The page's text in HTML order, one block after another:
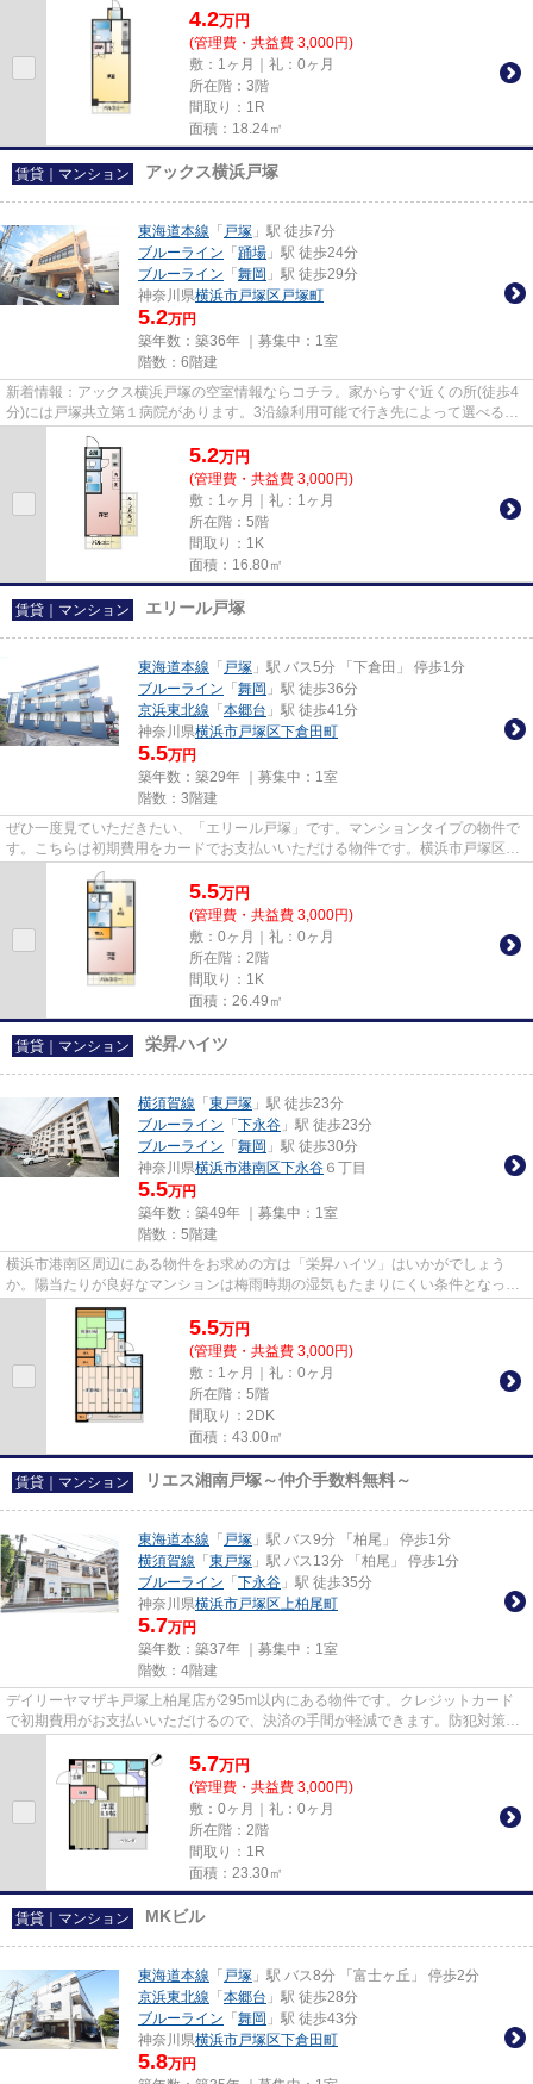
4.2万円
(管理費・共益費 3,000円)
敷：1ヶ月｜礼：0ヶ月
所在階：3階
間取り：1R
面積：18.24㎡
賃貸｜マンション アックス横浜戸塚
東海道本線 「 戸塚 」駅 徒歩7分
ブルーライン 「 踊場 」駅 徒歩24分
ブルーライン 「 舞岡 」駅 徒歩29分
神奈川県横浜市戸塚区 戸塚町
5.2万円
築年数：築36年 ｜募集中： 1室
階数：6階建
新着情報：アックス横浜戸塚の空室情報ならコチラ。家からすぐ近くの所(徒歩4
分)には戸塚共立第１病院があります。3沿線利用可能で行き先によって選べる、
利便性の高い物件です。場所...
5.2万円
(管理費・共益費 3,000円)
敷：1ヶ月｜礼：1ヶ月
所在階：5階
間取り：1K
面積：16.80㎡
賃貸｜マンション エリール戸塚
東海道本線 「 戸塚 」駅 バス5分 「下倉田」 停歩1分
ブルーライン 「 舞岡 」駅 徒歩36分
京浜東北線 「 本郷台 」駅 徒歩41分
神奈川県横浜市戸塚区下倉田町
5.5万円
築年数：築29年 ｜募集中： 1室
階数：3階建
ぜひ一度見ていただきたい、「エリール戸塚」です。マンションタイプの物件で
す。こちらは初期費用をカードでお支払いいただける物件です。横浜市戸塚区の
賃貸情報はお任せください。...
5.5万円
(管理費・共益費 3,000円)
敷：0ヶ月｜礼：0ヶ月
所在階：2階
間取り：1K
面積：26.49㎡
賃貸｜マンション 栄昇ハイツ
横須賀線 「 東戸塚 」駅 徒歩23分
ブルーライン 「 下永谷 」駅 徒歩23分
ブルーライン 「 舞岡 」駅 徒歩30分
神奈川県横浜市港南区下永谷 ６丁目
5.5万円
築年数：築49年 ｜募集中： 1室
階数：5階建
横浜市港南区周辺にある物件をお求めの方は「栄昇ハイツ」はいかがでしょう
か。陽当たりが良好なマンションは梅雨時期の湿気もたまりにくい条件となって
います。こちらの物件はマンシ...
5.5万円
(管理費・共益費 3,000円)
敷：1ヶ月｜礼：0ヶ月
所在階：5階
間取り：2DK
面積：43.00㎡
賃貸｜マンション リエス湘南戸塚～仲介手数料無料～
東海道本線 「 戸塚 」駅 バス9分 「柏尾」 停歩1分
横須賀線 「 東戸塚 」駅 バス13分 「柏尾」 停歩1分
ブルーライン 「 下永谷 」駅 徒歩35分
神奈川県横浜市戸塚区上柏尾町
5.7万円
築年数：築37年 ｜募集中： 1室
階数：4階建
デイリーヤマザキ戸塚上柏尾店が295m以内にある物件です。クレジットカード
で初期費用がお支払いいただけるので、決済の手間が軽減できます。防犯対策も
5.7万円
(管理費・共益費 3,000円)
敷：0ヶ月｜礼：0ヶ月
所在階：2階
間取り：1R
面積：23.30㎡
賃貸｜マンション MKビル
東海道本線 「 戸塚 」駅 バス8分 「富士ヶ丘」 停歩2分
京浜東北線 「 本郷台 」駅 徒歩28分
ブルーライン 「 舞岡 」駅 徒歩43分
神奈川県横浜市戸塚区下倉田町
5.8万円